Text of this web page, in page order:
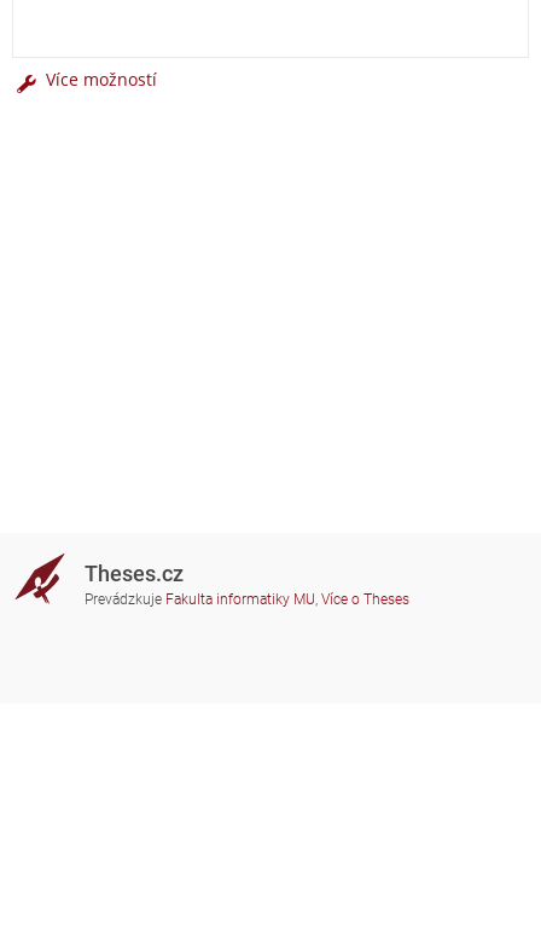
Více možností
Theses.cz
Prevádzkuje Fakulta informatiky MU, Více o Theses